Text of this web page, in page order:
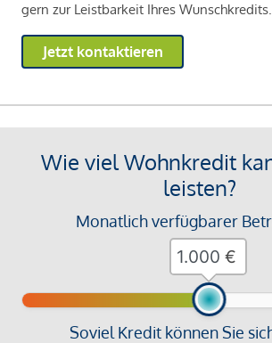
gern zur Leistbarkeit Ihres Wunschkredits.
Jetzt kontaktieren
Wie viel Wohnkredit
leisten?
Monatlich verfügbarer
Soviel Kredit können Sie
€